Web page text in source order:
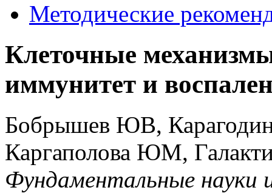
Методические
Клеточные
иммунитет и
Бобрышев ЮВ,
Каргаполова ЮМ,
Фундаментальные науки